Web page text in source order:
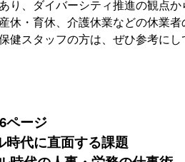
り、ダイバーシティ推進の観点か
休・育休、介護休業などの休業
健スタッフの方は、ぜひ参考にし
ページ
時代に直面する課題